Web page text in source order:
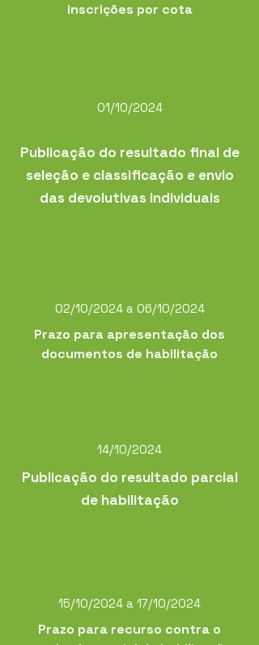
inscrições por cota
01/10/2024
Publicação do resultado final de
seleção e classificação e envio
das devolutivas individuais
02/10/2024 a 06/10/2024
Prazo para apresentação dos
documentos de habilitação
14/10/2024
Publicação do resultado parcial
de habilitação
15/10/2024 a 17/10/2024
Prazo para recurso contra o